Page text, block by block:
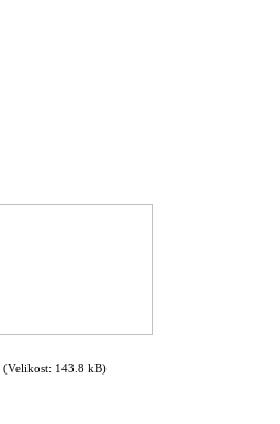
(Velikost: 143.8 kB)